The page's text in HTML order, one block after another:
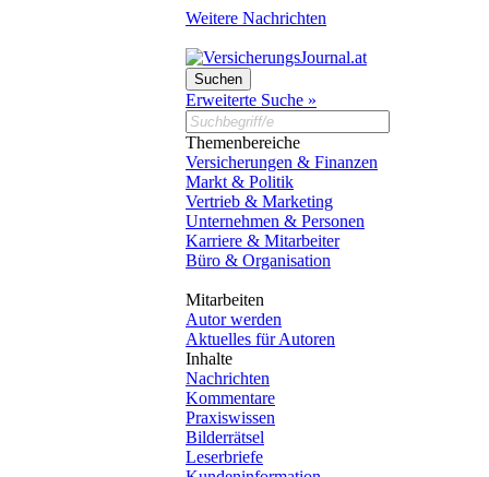
Weitere Nachrichten
Erweiterte Suche »
Themenbereiche
Versicherungen & Finanzen
Markt & Politik
Vertrieb & Marketing
Unternehmen & Personen
Karriere & Mitarbeiter
Büro & Organisation
Mitarbeiten
Autor werden
Aktuelles für Autoren
Inhalte
Nachrichten
Kommentare
Praxiswissen
Bilderrätsel
Leserbriefe